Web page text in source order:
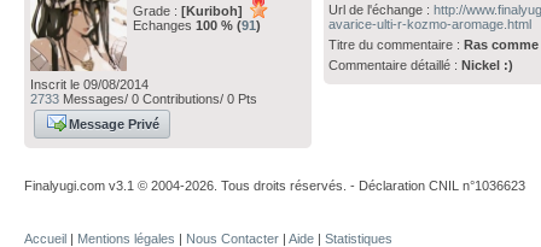
Grade : [Kuriboh]
Echanges 100 % (91)
Inscrit le 09/08/2014
2733 Messages/ 0 Contributions/ 0 Pts
Message Privé
Url de l'échange :http://
avarice-ulti-r-kozmo-aromage.html
Titre du commentaire :Ras
Commentaire détaillé :Nickel :)
Finalyugi.com v3.1 © 2004-2026. Tous droits réservés. - Déclaration CNIL n°1036623
Accueil | Mentions légales | Nous Contacter | Aide | Statistiques